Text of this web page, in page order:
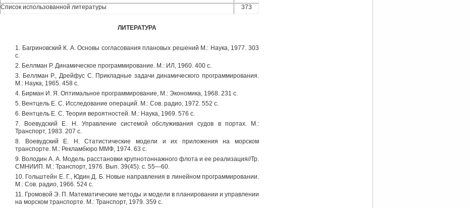
Список использованной литературы
373
ЛИТЕРАТУРА
1. Багриновский К. А. Основы согласования плановых решений М.: Наука, 1977. 303
с.
2. Беллман Р. Динамическое программирование. М.: ИЛ, 1960. 400 с.
3. Беллман Р., Дрейфус С. Прикладные задачи динамического программирования.
М.: Наука, 1965. 458 с.
4. Бирман И. Я. Оптимальное программирование, М.: Экономика, 1968. 231 с.
5. Вентцель Е. С. Исследование операций. М.: Сов. радио, 1972. 552 с.
6. Вентцель Е. С. Теория вероятностей. М.: Наука, 1969. 576 с.
7. Воевудский Е. Н. Управление системой обслуживания судов в портах. М.:
Транспорт, 1983. 207 с.
8. Воевудский Е. Н. Статистические модели и их приложения на морском
транспорте. М.: Рекламбюро ММФ, 1974. 63 с.
9. Володин А. А. Модель расстановки крупнотоннажного флота и ее реализация//Тр.
СМНИИП. М.: Транспорт, 1976. Вып. 39(45). с. 55—60.
10. Гольштейн Е. Г., Юдин Д. Б. Новые направления в линейном программировании.
М.: Сов. радио, 1966. 524 с.
11. Громовой Э. П. Математические методы и модели в планировании и управлении
на морском транспорте. М.: Транспорт, 1979. 359 с.